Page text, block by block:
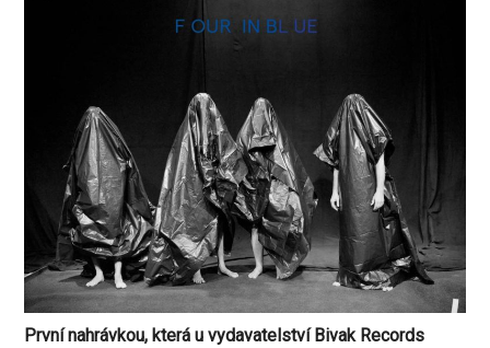
První nahrávkou, která u vydavatelství Bivak Records